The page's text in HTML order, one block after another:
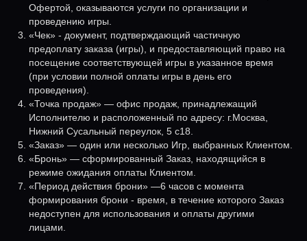
Офертой, оказываются услуги по организации и
проведению игры.
«Чек» - документ, подтверждающий частичную
предоплату заказа (игры), и предоставляющий право на
посещение соответствующей игры в указанное время
(при условии полной оплаты игры в день его
проведения).
«Точка продаж» — офис продаж, принадлежащий
Исполнителю и расположенный по адресу: г.Москва,
Нижний Сусальный переулок, 5 с18.
«Заказ» — один или несколько Игр, выбранных Клиентом.
«Бронь» — сформированный Заказ, находящийся в
режиме ожидания оплаты Клиентом.
«Период действия брони» —6 часов с момента
формирования брони - время, в течение которого Заказ
недоступен для использования и оплаты другими
лицами.